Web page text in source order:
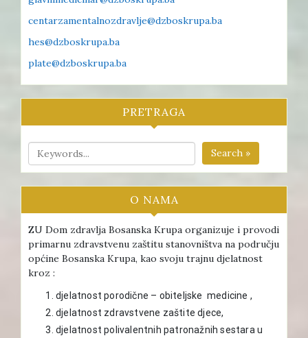
centarzamentalnozdravlje@dzboskrupa.ba
hes@dzboskrupa.ba
plate@dzboskrupa.ba
PRETRAGA
Search »
O NAMA
ZU Dom zdravlja Bosanska Krupa organizuje i provodi
primarnu zdravstvenu zaštitu stanovništva na području
općine Bosanska Krupa, kao svoju trajnu djelatnost
kroz :
djelatnost porodične – obiteljske medicine ,
djelatnost zdravstvene zaštite djece,
djelatnost polivalentnih patronažnih sestara u